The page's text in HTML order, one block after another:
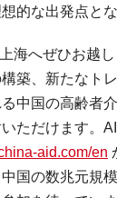
的な出発点と
海へぜひお越
築、新たなト
中国の高齢者
ただけます。
aid.com/en
国の数兆元規